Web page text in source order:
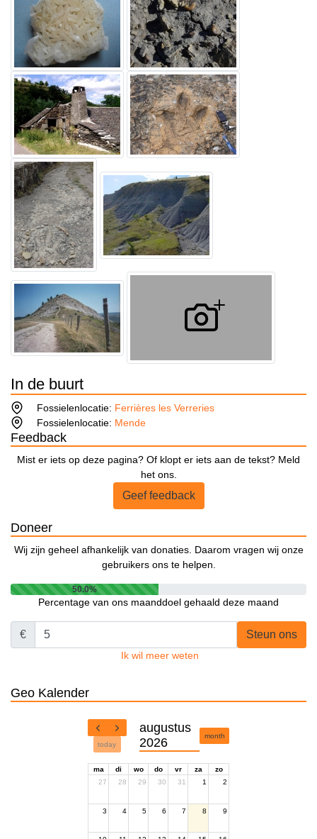
In de buurt
Fossielenlocatie: Ferrières les Verreries
Fossielenlocatie: Mende
Feedback
Mist er iets op deze pagina? Of klopt er iets aan de tekst? Meld
het ons.
Geef feedback
Doneer
Wij zijn geheel afhankelijk van donaties. Daarom vragen wij onze
gebruikers ons te helpen.
50.0%
Percentage van ons maanddoel gehaald deze maand
€ Steun ons
Ik wil meer weten
Geo Kalender
today
augustus
2026
month
ma di wo do vr za
zo
27
28 29 30 31 1 2
3 4 5 6 7 8 9